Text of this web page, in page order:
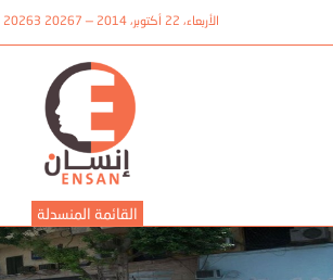
الأربعاء، 22 أكتوبر، 2014 — 20267 20263 20261
القائمة المنسدلة